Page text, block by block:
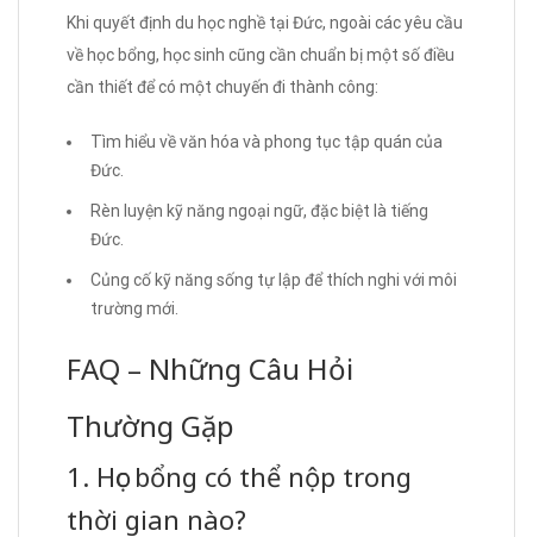
Khi quyết định du học nghề tại Đức, ngoài các yêu cầu
về học bổng, học sinh cũng cần chuẩn bị một số điều
cần thiết để có một chuyến đi thành công:
Tìm hiểu về văn hóa và phong tục tập quán của
Đức.
Rèn luyện kỹ năng ngoại ngữ, đặc biệt là tiếng
Đức.
Củng cố kỹ năng sống tự lập để thích nghi với môi
trường mới.
FAQ – Những Câu Hỏi
Thường Gặp
1. Học bổng có thể nộp trong
thời gian nào?